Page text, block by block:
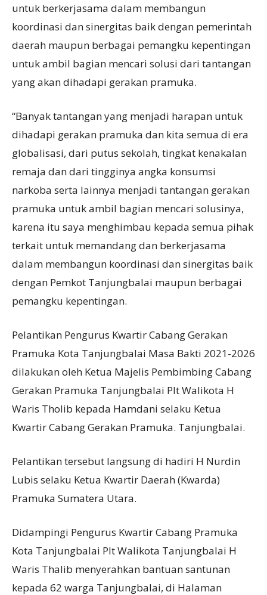
untuk berkerjasama dalam membangun
koordinasi dan sinergitas baik dengan pemerintah
daerah maupun berbagai pemangku kepentingan
untuk ambil bagian mencari solusi dari tantangan
yang akan dihadapi gerakan pramuka.
“Banyak tantangan yang menjadi harapan untuk
dihadapi gerakan pramuka dan kita semua di era
globalisasi, dari putus sekolah, tingkat kenakalan
remaja dan dari tingginya angka konsumsi
narkoba serta lainnya menjadi tantangan gerakan
pramuka untuk ambil bagian mencari solusinya,
karena itu saya menghimbau kepada semua pihak
terkait untuk memandang dan berkerjasama
dalam membangun koordinasi dan sinergitas baik
dengan Pemkot Tanjungbalai maupun berbagai
pemangku kepentingan.
Pelantikan Pengurus Kwartir Cabang Gerakan
Pramuka Kota Tanjungbalai Masa Bakti 2021-2026
dilakukan oleh Ketua Majelis Pembimbing Cabang
Gerakan Pramuka Tanjungbalai Plt Walikota H
Waris Tholib kepada Hamdani selaku Ketua
Kwartir Cabang Gerakan Pramuka. Tanjungbalai.
Pelantikan tersebut langsung di hadiri H Nurdin
Lubis selaku Ketua Kwartir Daerah (Kwarda)
Pramuka Sumatera Utara.
Didampingi Pengurus Kwartir Cabang Pramuka
Kota Tanjungbalai Plt Walikota Tanjungbalai H
Waris Thalib menyerahkan bantuan santunan
kepada 62 warga Tanjungbalai, di Halaman